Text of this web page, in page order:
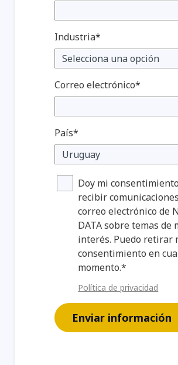
Industria*
Correo electrónico*
País*
Doy mi
recibir
correo electrónico de
DATA sobre temas de
interés. Puedo retirar
consentimiento en
momento.*
Política de privacidad
Enviar información